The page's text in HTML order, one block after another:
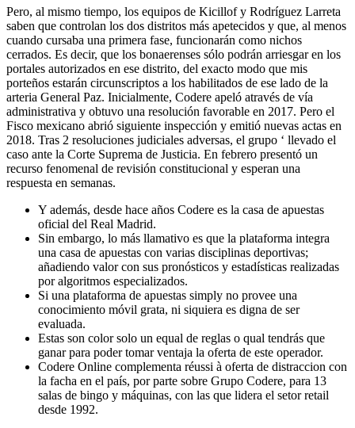
Pero, al mismo tiempo, los equipos de Kicillof y Rodríguez Larreta
saben que controlan los dos distritos más apetecidos y que, al menos
cuando cursaba una primera fase, funcionarán como nichos
cerrados. Es decir, que los bonaerenses sólo podrán arriesgar en los
portales autorizados en ese distrito, del exacto modo que mis
porteños estarán circunscriptos a los habilitados de ese lado de la
arteria General Paz. Inicialmente, Codere apeló através de vía
administrativa y obtuvo una resolución favorable en 2017. Pero el
Fisco mexicano abrió siguiente inspección y emitió nuevas actas en
2018. Tras 2 resoluciones judiciales adversas, el grupo ‘ llevado el
caso ante la Corte Suprema de Justicia. En febrero presentó un
recurso fenomenal de revisión constitucional y esperan una
respuesta en semanas.
Y además, desde hace años Codere es la casa de apuestas
oficial del Real Madrid.
Sin embargo, lo más llamativo es que la plataforma integra
una casa de apuestas con varias disciplinas deportivas;
añadiendo valor con sus pronósticos y estadísticas realizadas
por algoritmos especializados.
Si una plataforma de apuestas simply no provee una
conocimiento móvil grata, ni siquiera es digna de ser
evaluada.
Estas son color solo un equal de reglas o qual tendrás que
ganar para poder tomar ventaja la oferta de este operador.
Codere Online complementa réussi à oferta de distraccion con
la facha en el país, por parte sobre Grupo Codere, para 13
salas de bingo y máquinas, con las que lidera el setor retail
desde 1992.